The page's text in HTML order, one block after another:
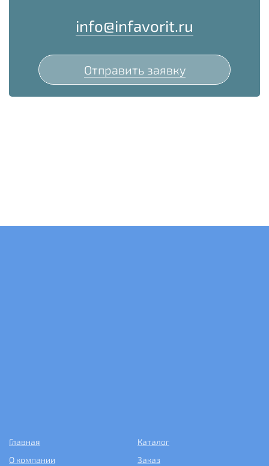
info@infavorit.ru
Отправить заявку
Главная
Каталог
О компании
Заказ